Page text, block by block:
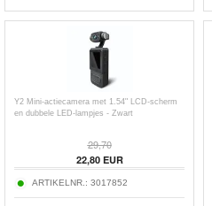
Y2 Mini-actiecamera met 1.54" LCD-scherm
en dubbele LED-lampjes - Zwart
29,70
22,80EUR
ARTIKELNR.: 3017852